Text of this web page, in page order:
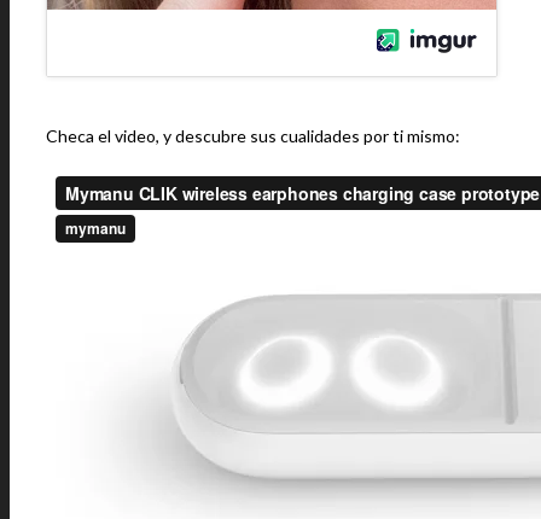
Checa el video, y descubre sus cualidades por ti mismo: